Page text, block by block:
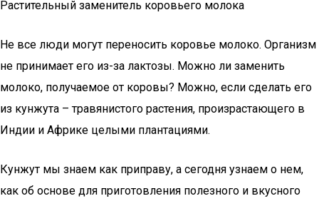
Растительный заменитель коровьего молока
Не все люди могут переносить коровье молоко. Организм
не принимает его из-за лактозы. Можно ли заменить
молоко, получаемое от коровы? Можно, если сделать его
из кунжута – травянистого растения, произрастающего в
Индии и Африке целыми плантациями.
Кунжут мы знаем как приправу, а сегодня узнаем о нем,
как об основе для приготовления полезного и вкусного